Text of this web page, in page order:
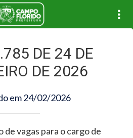
DE 24 DE
DE 2026
em 24/02/2026
de vagas para o cargo de